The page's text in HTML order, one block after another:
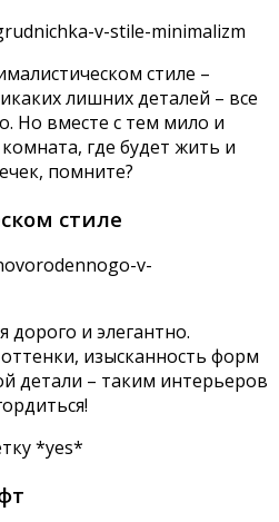
стиле –
лишних деталей – все
Но вместе с тем мило и
где будет жить и
помните?
стиле
дорого и элегантно.
изысканность форм
детали – таким интерьеров
*yes*